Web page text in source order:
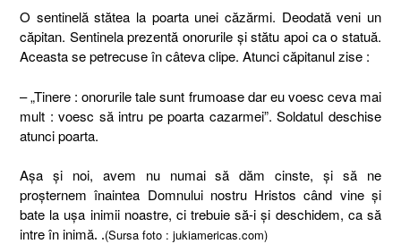
O sentinelă stătea la poarta unei căzărmi. Deodată veni un
căpitan. Sentinela prezentă onorurile şi stătu apoi ca o statuă.
Aceasta se petrecuse în câteva clipe. Atunci căpitanul zise :
– „Tinere : onorurile tale sunt frumoase dar eu voesc ceva mai
mult : voesc să intru pe poarta cazarmei”. Soldatul deschise
atunci poarta.
Aşa şi noi, avem nu numai să dăm cinste, şi să ne
proşternem înaintea Domnului nostru Hristos când vine şi
bate la uşa inimii noastre, ci trebuie să-i şi deschidem, ca să
intre în inimă. .(Sursa foto : jukiamericas.com)